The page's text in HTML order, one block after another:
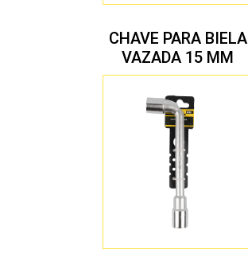
CHAVE PARA BIELA
VAZADA 15 MM